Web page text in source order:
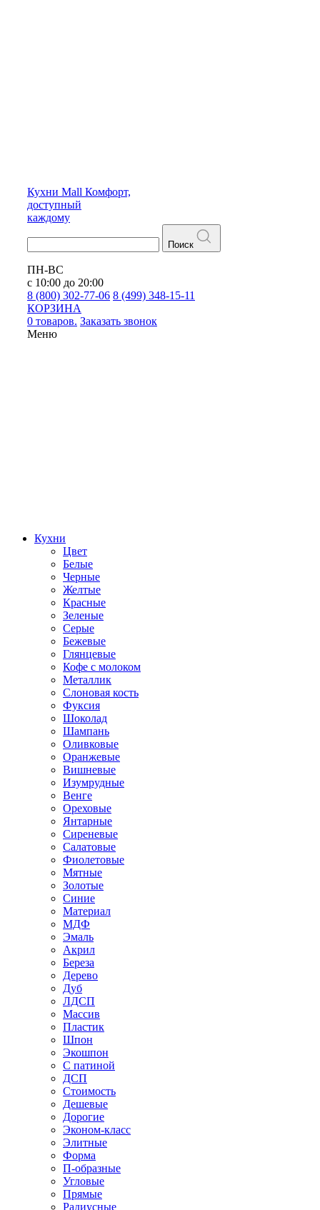
Кухни Mall Комфорт,
доступный
каждому
Поиск
ПН-ВС
с 10:00 до 20:00
8 (800) 302-77-06 8 (499) 348-15-11
КОРЗИНА
0 товаров. Заказать звонок
Меню
Кухни
Цвет
Белые
Черные
Желтые
Красные
Зеленые
Серые
Бежевые
Глянцевые
Кофе с молоком
Металлик
Слоновая кость
Фуксия
Шоколад
Шампань
Оливковые
Оранжевые
Вишневые
Изумрудные
Венге
Ореховые
Янтарные
Сиреневые
Салатовые
Фиолетовые
Мятные
Золотые
Синие
Материал
МДФ
Эмаль
Акрил
Береза
Дерево
Дуб
ЛДСП
Массив
Пластик
Шпон
Экошпон
С патиной
ДСП
Стоимость
Дешевые
Дорогие
Эконом-класс
Элитные
Форма
П-образные
Угловые
Прямые
Радиусные